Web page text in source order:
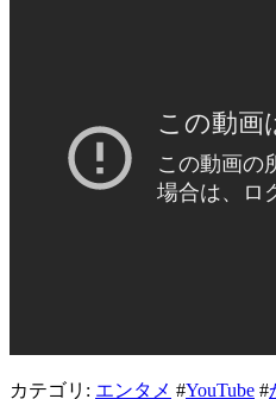
カテゴリ: エンタメ #YouTube #